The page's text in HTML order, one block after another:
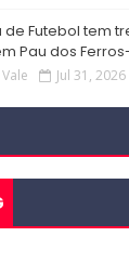
de Futebol tem
Pau dos
Jul 31, 2026